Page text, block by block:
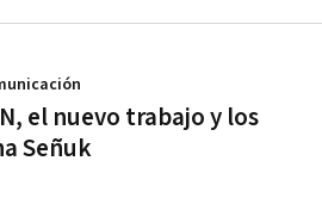
el nuevo trabajo y los
Señuk